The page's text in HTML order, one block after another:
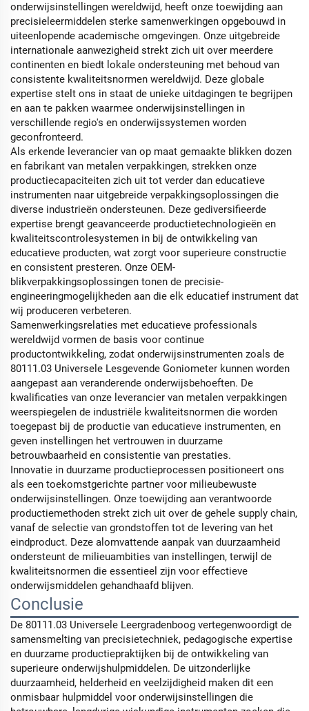
onderwijsinstellingen wereldwijd, heeft onze toewijding aan
precisieleermiddelen sterke samenwerkingen opgebouwd in
uiteenlopende academische omgevingen. Onze uitgebreide
internationale aanwezigheid strekt zich uit over meerdere
continenten en biedt lokale ondersteuning met behoud van
consistente kwaliteitsnormen wereldwijd. Deze globale
expertise stelt ons in staat de unieke uitdagingen te begrijpen
en aan te pakken waarmee onderwijsinstellingen in
verschillende regio's en onderwijssystemen worden
geconfronteerd.
Als erkende leverancier van op maat gemaakte blikken dozen
en fabrikant van metalen verpakkingen, strekken onze
productiecapaciteiten zich uit tot verder dan educatieve
instrumenten naar uitgebreide verpakkingsoplossingen die
diverse industrieën ondersteunen. Deze gediversifieerde
expertise brengt geavanceerde productietechnologieën en
kwaliteitscontrolesystemen in bij de ontwikkeling van
educatieve producten, wat zorgt voor superieure constructie
en consistent presteren. Onze OEM-
blikverpakkingsoplossingen tonen de precisie-
engineeringmogelijkheden aan die elk educatief instrument dat
wij produceren verbeteren.
Samenwerkingsrelaties met educatieve professionals
wereldwijd vormen de basis voor continue
productontwikkeling, zodat onderwijsinstrumenten zoals de
80111.03 Universele Lesgevende Goniometer kunnen worden
aangepast aan veranderende onderwijsbehoeften. De
kwalificaties van onze leverancier van metalen verpakkingen
weerspiegelen de industriële kwaliteitsnormen die worden
toegepast bij de productie van educatieve instrumenten, en
geven instellingen het vertrouwen in duurzame
betrouwbaarheid en consistentie van prestaties.
Innovatie in duurzame productieprocessen positioneert ons
als een toekomstgerichte partner voor milieubewuste
onderwijsinstellingen. Onze toewijding aan verantwoorde
productiemethoden strekt zich uit over de gehele supply chain,
vanaf de selectie van grondstoffen tot de levering van het
eindproduct. Deze alomvattende aanpak van duurzaamheid
ondersteunt de milieuambities van instellingen, terwijl de
kwaliteitsnormen die essentieel zijn voor effectieve
onderwijsmiddelen gehandhaafd blijven.
Conclusie
De 80111.03 Universele Leergradenboog vertegenwoordigt de
samensmelting van precisietechniek, pedagogische expertise
en duurzame productiepraktijken bij de ontwikkeling van
superieure onderwijshulpmiddelen. De uitzonderlijke
duurzaamheid, helderheid en veelzijdigheid maken dit een
onmisbaar hulpmiddel voor onderwijsinstellingen die